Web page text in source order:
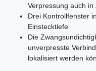
Verpressung auch in
Drei Kontrollfenster
Einstecktiefe
Die
unverpresste
lokalisiert werden